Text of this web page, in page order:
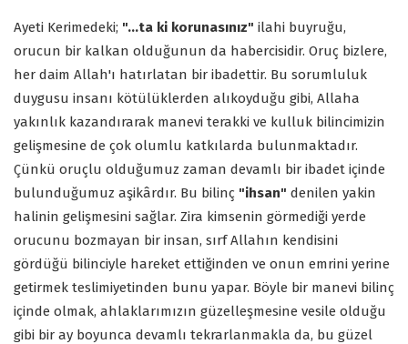
Ayeti Kerimedeki; "…ta ki korunasınız" ilahi buyruğu,
orucun bir kalkan olduğunun da habercisidir. Oruç bizlere,
her daim Allah'ı hatırlatan bir ibadettir. Bu sorumluluk
duygusu insanı kötülüklerden alıkoyduğu gibi, Allaha
yakınlık kazandırarak manevi terakki ve kulluk bilincimizin
gelişmesine de çok olumlu katkılarda bulunmaktadır.
Çünkü oruçlu olduğumuz zaman devamlı bir ibadet içinde
bulunduğumuz aşikârdır. Bu bilinç "ihsan" denilen yakin
halinin gelişmesini sağlar. Zira kimsenin görmediği yerde
orucunu bozmayan bir insan, sırf Allahın kendisini
gördüğü bilinciyle hareket ettiğinden ve onun emrini yerine
getirmek teslimiyetinden bunu yapar. Böyle bir manevi bilinç
içinde olmak, ahlaklarımızın güzelleşmesine vesile olduğu
gibi bir ay boyunca devamlı tekrarlanmakla da, bu güzel